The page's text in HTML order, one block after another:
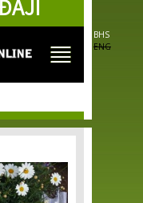
BHS
ENG